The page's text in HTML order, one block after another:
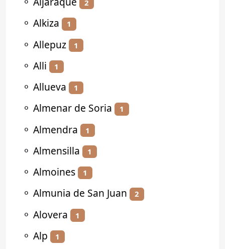
2
⚬ Alkiza 1
⚬ Allepuz 1
⚬ Alli 1
⚬ Allueva 1
⚬ Almenar de Soria 1
⚬ Almendra 1
⚬ Almensilla 1
⚬ Almoines 1
⚬ Almunia de San Juan 2
⚬ Alovera 1
⚬ Alp 1